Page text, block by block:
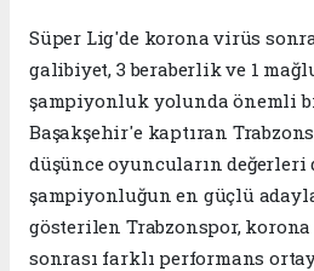
Süper Lig'de korona virüs
galibiyet, 3 beraberlik ve 1
şampiyonluk yolunda önemli
Başakşehir'e kaptıran
düşünce oyuncuların değerleri
şampiyonluğun en güçlü
gösterilen Trabzonspor,
sonrası farklı performans